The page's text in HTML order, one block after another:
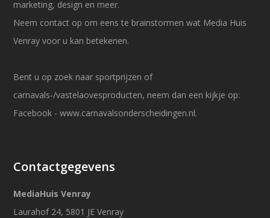
marketing, design en meer.
Neem contact op om eens te brainstormen wat Media Huis
Venray voor u kan betekenen.
Bent u op zoek naar sportprijzen of
carnavals-/vastelaovesproducten, neem dan een kijkje op:
Facebook -www.carnavalsonderscheidingen.nl.
Contactgegevens
MediaHuis Venray
Laurahof 24, 5801 JE Venray